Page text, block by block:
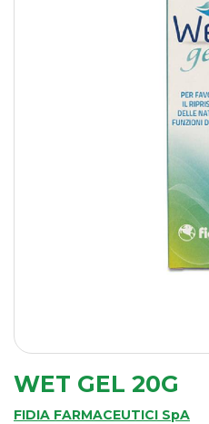
WET GEL 20G
FIDIA FARMACEUTICI SpA